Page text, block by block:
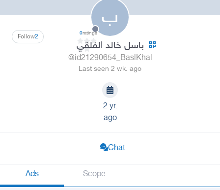
ب
2
Follow 0ratings
باسل خالد الفلقي
@id21290654_BaslKhal
Last seen 2 wk. ago
2 yr.
ago
Chat
Ads Scope